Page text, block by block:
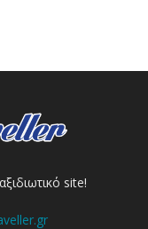
site!